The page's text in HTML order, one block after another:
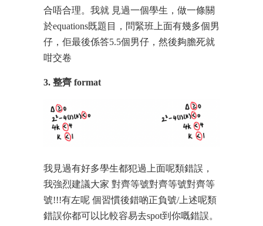
合唔合理。我就 見過一個學生，做一條關
於equations既題目，問緊班上面有幾多個男
仔，佢最後係答5.5個男仔，然後夠膽死就
咁交卷
3. 整齊 format
我見過有好多學生都犯過上面呢類錯誤，
我強烈建議大家 對齊等號對齊等號對齊等
號!!!有左呢 個習慣後錯啲正負號/上述呢類
錯誤你都可以比較容易去spot到你嘅錯誤。